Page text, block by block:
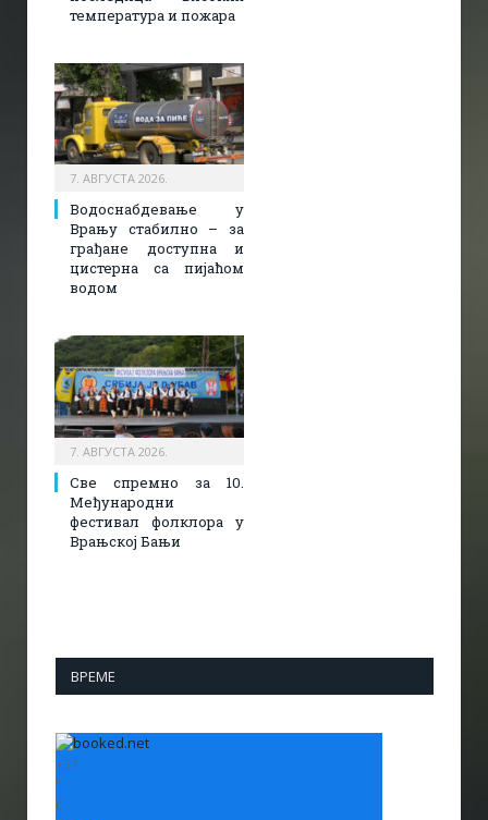
температура и пожара​
7. АВГУСТА 2026.
Водоснабдевање у
Врању стабилно – за
грађане доступна и
цистерна са пијаћом
водом
7. АВГУСТА 2026.
Све спремно за 10.
Међународни
фестивал фолклора у
Врањској Бањи
ВРЕМЕ
+31
°
C